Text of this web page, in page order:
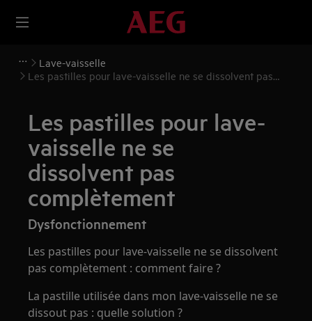
Lave-vaisselle
Les pastilles pour lave-vaisselle ne se dissolvent pas
Les pastilles pour lave-
vaisselle ne se
dissolvent pas
complètement
Dysfonctionnement
Les pastilles pour lave-vaisselle ne se dissolvent
pas complètement : comment faire ?
La pastille utilisée dans mon lave-vaisselle ne se
dissout pas : quelle solution ?